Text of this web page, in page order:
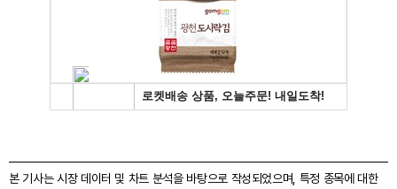
본 기사는 시장 데이터 및 차트 분석을 바탕으로 작성되었으며, 특정 종목에 대한